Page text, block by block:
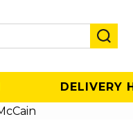
DELIVERY